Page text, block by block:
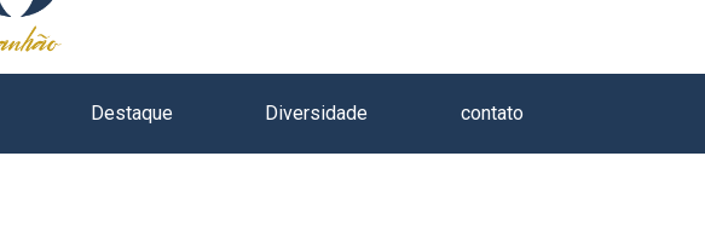
Destaque Diversidade contato